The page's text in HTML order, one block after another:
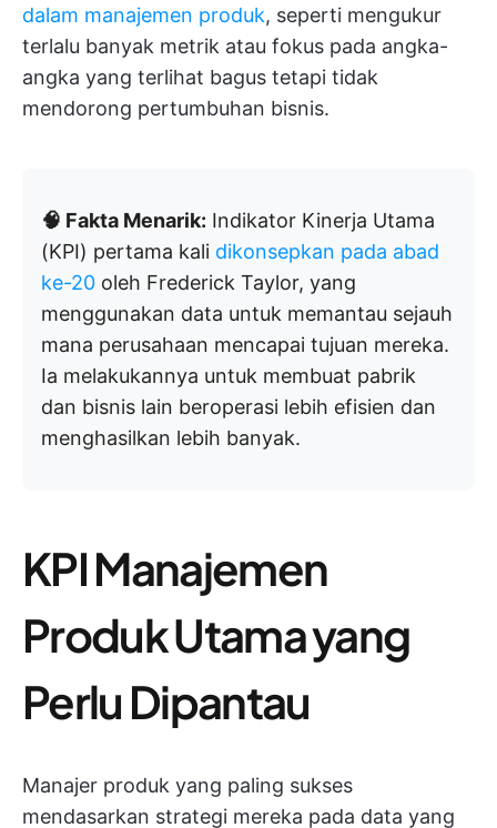
dalam manajemen produk, seperti mengukur
terlalu banyak metrik atau fokus pada angka-
angka yang terlihat bagus tetapi tidak
mendorong pertumbuhan bisnis.
🧠 Fakta Menarik: Indikator Kinerja Utama
(KPI) pertama kali dikonsepkan pada abad
ke-20 oleh Frederick Taylor, yang
menggunakan data untuk memantau sejauh
mana perusahaan mencapai tujuan mereka.
Ia melakukannya untuk membuat pabrik
dan bisnis lain beroperasi lebih efisien dan
menghasilkan lebih banyak.
KPI Manajemen
Produk Utama yang
Perlu Dipantau
Manajer produk yang paling sukses
mendasarkan strategi mereka pada data yang